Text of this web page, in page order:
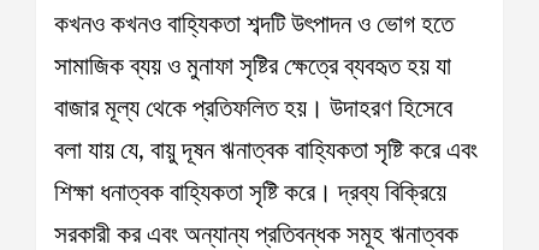
কখনও কখনও বাহ্যিকতা শব্দটি উৎপাদন ও ভোগ হতে
সামাজিক ব্যয় ও মুনাফা সৃষ্টির ক্ষেত্রে ব্যবহৃত হয় যা
বাজার মূল্য থেকে প্রতিফলিত হয়। উদাহরণ হিসেবে
বলা যায় যে, বায়ু দূষন ঋনাত্বক বাহ্যিকতা সৃষ্টি করে এবং
শিক্ষা ধনাত্বক বাহ্যিকতা সৃষ্টি করে। দ্রব্য বিক্রিয়ে
সরকারী কর এবং অন্যান্য প্রতিবন্ধক সমূহ ঋনাত্বক